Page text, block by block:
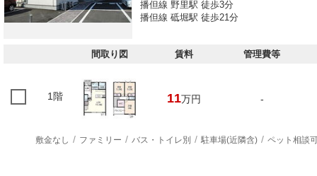
播但線 野里駅 徒歩3分
播但線 砥堀駅 徒歩21分
間取り図 賃料 管理費等
1階 11万円 -
敷金なし ファミリー バス・トイレ別 駐車場(近隣含) ペット相談